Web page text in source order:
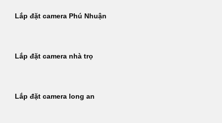
Lắp đặt camera Phú Nhuận
Lắp đặt camera nhà trọ
Lắp đặt camera long an